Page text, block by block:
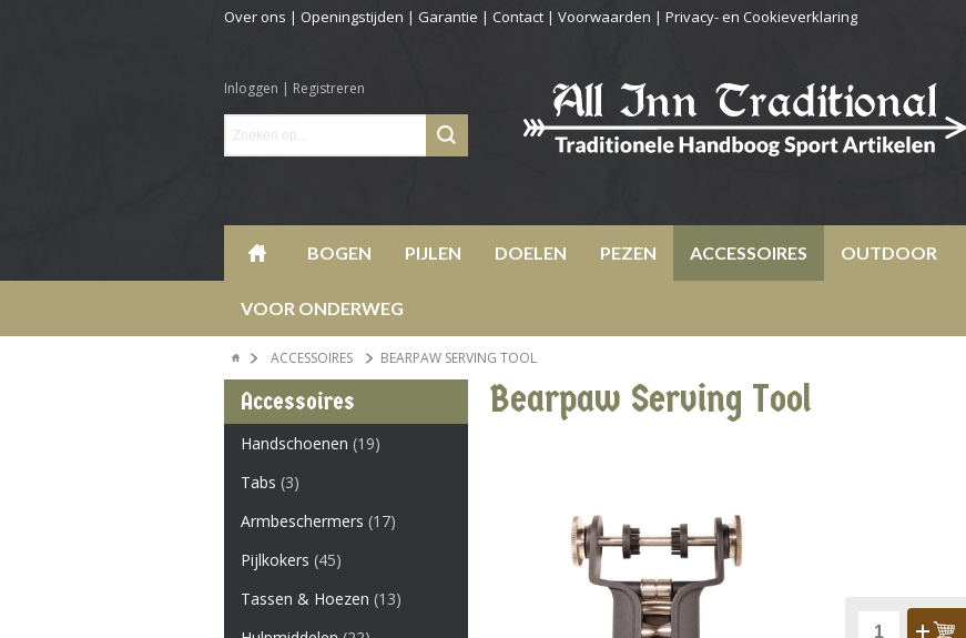
Over ons | Openingstijden | Garantie | Contact | Voorwaarden | Privacy- en Cookieverklaring
Inloggen | Registreren
BOGEN PIJLEN DOELEN PEZEN ACCESSOIRES OUTDOOR
VOOR ONDERWEG
ACCESSOIRES BEARPAW SERVING TOOL
Accessoires
Handschoenen (19)
Tabs (3)
Armbeschermers (17)
Pijlkokers (45)
Tassen & Hoezen (13)
Bearpaw Serving Tool